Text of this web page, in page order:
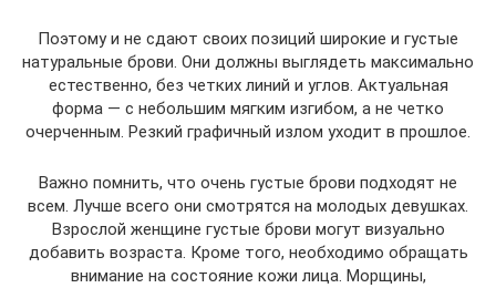
Поэтому и не сдают своих позиций широкие и густые
натуральные брови. Они должны выглядеть максимально
естественно, без четких линий и углов. Актуальная
форма — с небольшим мягким изгибом, а не четко
очерченным. Резкий графичный излом уходит в прошлое.
Важно помнить, что очень густые брови подходят не
всем. Лучше всего они смотрятся на молодых девушках.
Взрослой женщине густые брови могут визуально
добавить возраста. Кроме того, необходимо обращать
внимание на состояние кожи лица. Морщины,